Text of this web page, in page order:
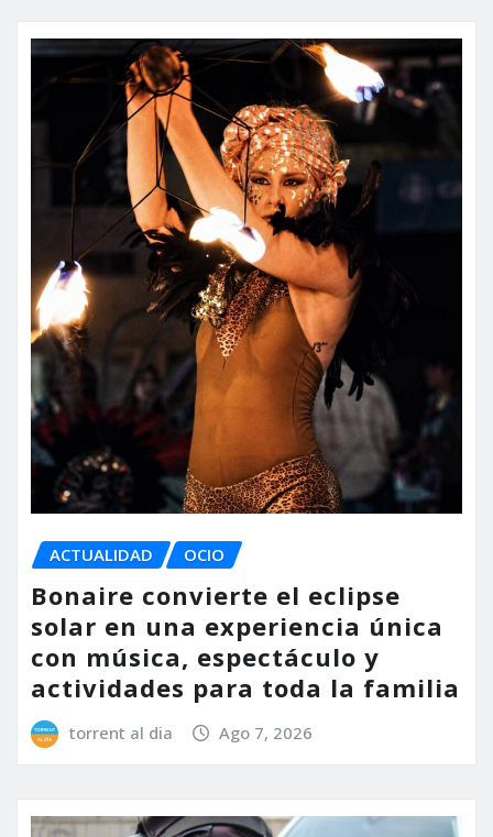
ACTUALIDAD OCIO
Bonaire convierte el eclipse
solar en una experiencia única
con música, espectáculo y
actividades para toda la familia
torrent al dia Ago 7, 2026